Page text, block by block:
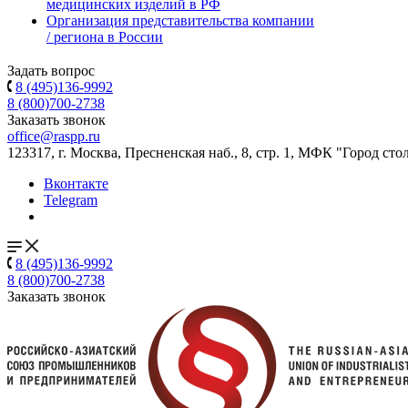
медицинских изделий в РФ
Организация представительства компании
/ региона в России
Задать вопрос
8 (495)136-9992
8 (800)700-2738
Заказать звонок
office@raspp.ru
123317, г. Москва, Пресненская наб., 8, стр. 1, МФК "Город
Вконтакте
Telegram
8 (495)136-9992
8 (800)700-2738
Заказать звонок